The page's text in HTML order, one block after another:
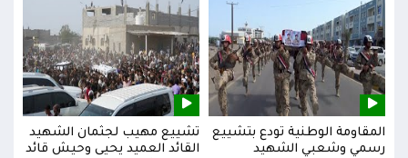
المقاومة الوطنية تودع بتشييع
رسمي وشعبي الشهيد
تشييع مهيب لجثمان الشهيد
القائد العميد يحيى وحيش قائد